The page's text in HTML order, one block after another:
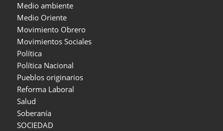
Medio ambiente
Medio Oriente
Movimiento Obrero
Movimientos Sociales
Política
Política Nacional
Pueblos originarios
Reforma Laboral
Salud
Soberanía
SOCIEDAD